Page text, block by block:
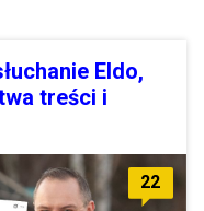
Eldo,
treści i
22